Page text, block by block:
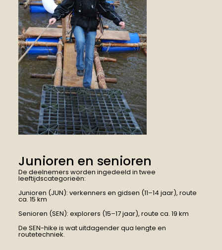
Junioren en senioren
De deelnemers worden ingedeeld in twee
leeftijdscategorieën:
Junioren (JUN): verkenners en gidsen (11–14 jaar), route
ca. 15 km
Senioren (SEN): explorers (15–17 jaar), route ca. 19 km
De SEN-hike is wat uitdagender qua lengte en
routetechniek.